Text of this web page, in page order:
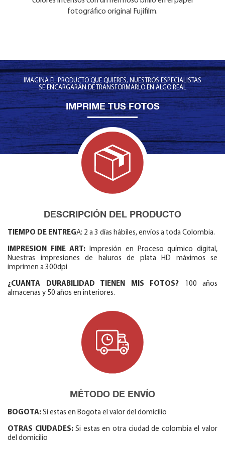
precisa y de aspecto natural.
fotográfico original Fujifilm.
IMAGINA EL PRODUCTO QUE QUIERES, NUESTROS ESPECIALISTAS
SE ENCARGARÁN DE TRANSFORMARLO EN ALGO REAL
IMPRIME TUS FOTOS
DESCRIPCIÓN DEL PRODUCTO
TIEMPO DE ENTREGA: 2 a 3 días hábiles, envíos a toda Colombia.
IMPRESION FINE ART: Impresión en Proceso químico digital,
Nuestras impresiones de haluros de plata HD máximos se
imprimen a 300dpi
¿CUANTA DURABILIDAD TIENEN MIS FOTOS? 100 años
almacenas y 50 años en interiores.
MÉTODO DE ENVÍO
BOGOTA: Si estas en Bogota el valor del domicilio
OTRAS CIUDADES:Si estas en otra ciudad de colombia el valor
del domicilio